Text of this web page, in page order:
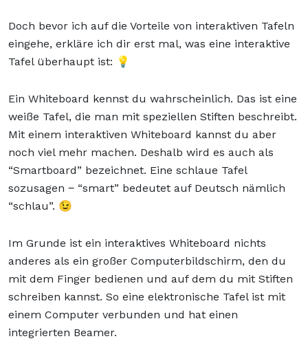
Doch bevor ich auf die Vorteile von interaktiven Tafeln
eingehe, erkläre ich dir erst mal, was eine interaktive
Tafel überhaupt ist: 💡
Ein Whiteboard kennst du wahrscheinlich. Das ist eine
weiße Tafel, die man mit speziellen Stiften beschreibt.
Mit einem interaktiven Whiteboard kannst du aber
noch viel mehr machen. Deshalb wird es auch als
“Smartboard” bezeichnet. Eine schlaue Tafel
sozusagen ‒ “smart” bedeutet auf Deutsch nämlich
“schlau”. 😉
Im Grunde ist ein interaktives Whiteboard nichts
anderes als ein großer Computerbildschirm, den du
mit dem Finger bedienen und auf dem du mit Stiften
schreiben kannst. So eine elektronische Tafel ist mit
einem Computer verbunden und hat einen
integrierten Beamer.